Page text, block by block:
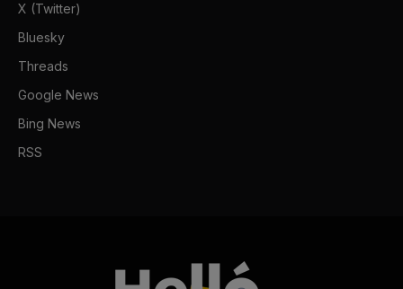
X (Twitter)
Bluesky
Threads
Google News
Bing News
RSS